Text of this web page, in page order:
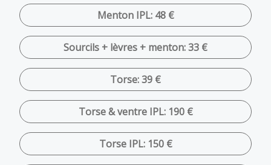
Menton IPL: 48 €
Sourcils + lèvres + menton: 33 €
Torse: 39 €
Torse & ventre IPL: 190 €
Torse IPL: 150 €